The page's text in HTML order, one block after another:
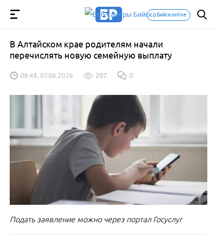
Бийск-online
В Алтайском крае родителям начали
перечислять новую семейную выплату
08:48, 07.06.2026 207 0
Подать заявление можно через портал Госуслуг